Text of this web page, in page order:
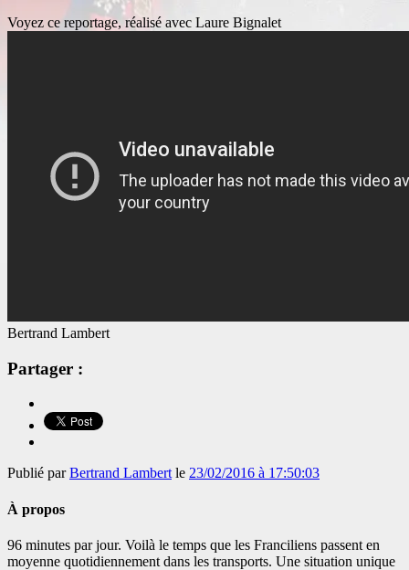
Voyez ce reportage, réalisé avec Laure Bignalet
Bertrand Lambert
Partager :
Publié parBertrand Lambert le 23/02/2016 à 17:50:03
À propos
96 minutes par jour. Voilà le temps que les Franciliens passent en
moyenne quotidiennement dans les transports. Une situation unique